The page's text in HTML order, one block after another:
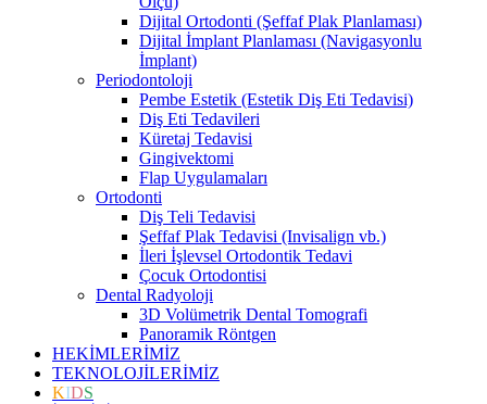
Dijital Ortodonti (Şeffaf Plak Planlaması)
Dijital İmplant Planlaması (Navigasyonlu
İmplant)
Periodontoloji
Pembe Estetik (Estetik Diş Eti Tedavisi)
Diş Eti Tedavileri
Küretaj Tedavisi
Gingivektomi
Flap Uygulamaları
Ortodonti
Diş Teli Tedavisi
Şeffaf Plak Tedavisi (Invisalign vb.)
İleri İşlevsel Ortodontik Tedavi
Çocuk Ortodontisi
Dental Radyoloji
3D Volümetrik Dental Tomografi
Panoramik Röntgen
HEKİMLERİMİZ
TEKNOLOJİLERİMİZ
KIDS